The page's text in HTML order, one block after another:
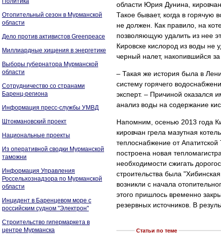
Отопительный сезон в Мурманской
области
Дело против активистов Greenpeace
Миллиардные хищения в энергетике
Выборы губернатора Мурманской
области
Сотрудничество со странами
Баренц-региона
Информация пресс-службы УМВД
Штокмановский проект
Национальные проекты
Из оперативной сводки Мурманской
таможни
Информация Управления
Россельхознадзора по Мурманской
области
Инцидент в Баренцевом море с
российским судном "Электрон"
Строительство гипермаркета в
центре Мурманска
области Юрия Дунина,
Такое бывает, когда в горячую
не должен. Как правило, на
позволяющую удалить из нее
Кировске кислород из воды не
черный налет, накопившийся
– Такая же история была в
систему горячего
эксперт. – Причиной оказался
анализ воды на содержание
Напомним, осенью 2013 года
кировчан грела мазутная
теплоснабжение от
построена новая
необходимости сжигать
строительства была
возникли с начала
этого пришлось временно
резервных источников. В
Статьи по теме